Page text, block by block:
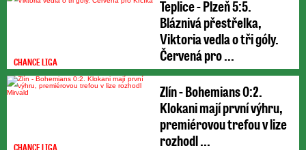
CHANCE LIGA
Teplice - Plzeň 5:5.
Bláznivá přestřelka,
Viktoria vedla o tři góly.
Červená pro ...
CHANCE LIGA
Zlín - Bohemians 0:2.
Klokani mají první výhru,
premiérovou trefou v lize
rozhodl ...